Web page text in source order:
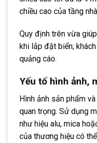
chiều cao của tầng
Quy định trên vừa
khi lắp đặt biển;
quảng cáo.
Yếu tố hình ảnh,
Hình ảnh sản phẩm
quan trọng. Sử dụng
như hiệu alu, mica
của thương hiệu có